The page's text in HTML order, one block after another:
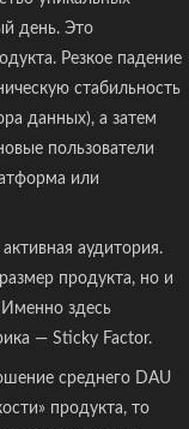
день. Это
Резкое падение
стабильность
данных), а затем
пользователи
или
аудитория.
продукта, но и
Именно здесь
— Sticky Factor.
среднего DAU
продукта, то